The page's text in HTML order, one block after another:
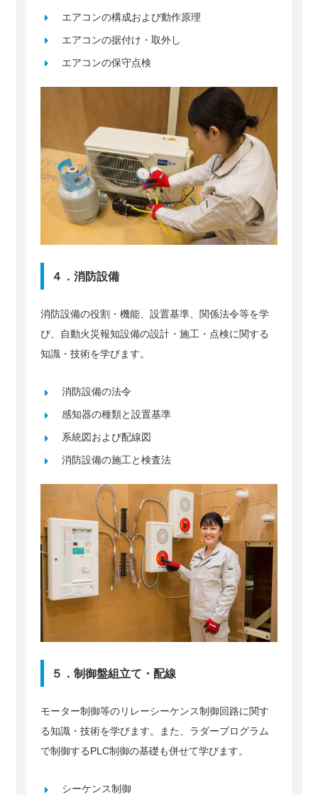
エアコンの構成および動作原理
エアコンの据付け・取外し
エアコンの保守点検
４．消防設備
消防設備の役割・機能、設置基準、関係法令等を学
び、自動火災報知設備の設計・施工・点検に関する
知識・技術を学びます。
消防設備の法令
感知器の種類と設置基準
系統図および配線図
消防設備の施工と検査法
５．制御盤組立て・配線
モーター制御等のリレーシーケンス制御回路に関す
る知識・技術を学びます。また、ラダープログラム
で制御するPLC制御の基礎も併せて学びます。
シーケンス制御